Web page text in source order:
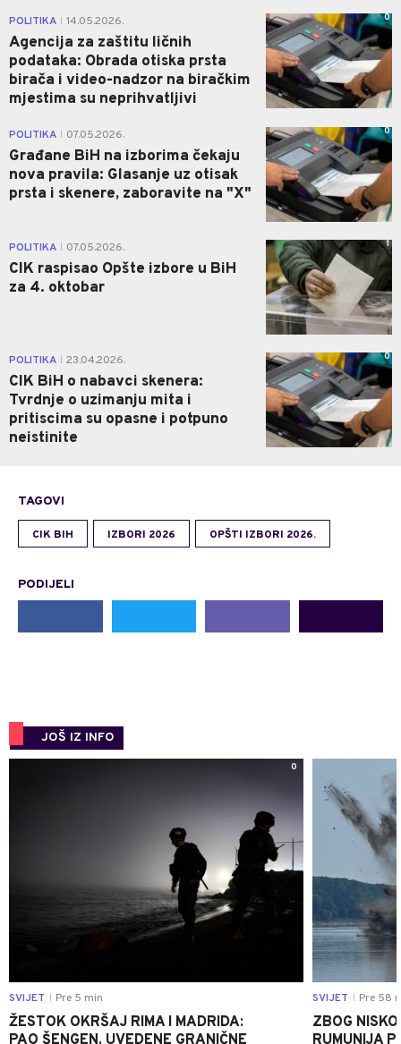
POLITIKA 14.05.2026.
Agencija za zaštitu ličnih
podataka: Obrada otiska prsta
birača i video-nadzor na biračkim
mjestima su neprihvatljivi
0
POLITIKA 07.05.2026.
Građane BiH na izborima čekaju
nova pravila: Glasanje uz otisak
prsta i skenere, zaboravite na "X"
0
POLITIKA 07.05.2026.
CIK raspisao Opšte izbore u BiH
za 4. oktobar
1
POLITIKA 23.04.2026.
CIK BiH o nabavci skenera:
Tvrdnje o uzimanju mita i
pritiscima su opasne i potpuno
neistinite
0
TAGOVI
CIK BIH IZBORI 2026 OPŠTI IZBORI 2026.
PODIJELI
JOŠ IZ INFO
0
SVIJET Pre 5 min
ŽESTOK OKRŠAJ RIMA I MADRIDA:
PAO ŠENGEN, UVEDENE GRANIČNE
SVIJET Pre 58
ZBOG
RUMUNIJA